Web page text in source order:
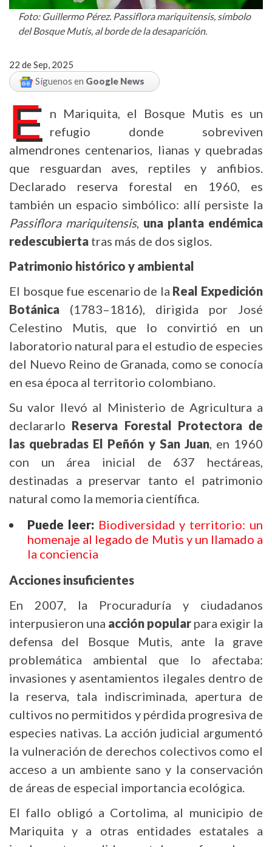
Foto: Guillermo Pérez. Passiflora mariquitensis, símbolo
del Bosque Mutis, al borde de la desaparición.
22 de Sep, 2025
Síguenos en Google News
E
n Mariquita, el Bosque Mutis es un
refugio donde sobreviven
almendrones centenarios, lianas y quebradas
que resguardan aves, reptiles y anfibios.
Declarado reserva forestal en 1960, es
también un espacio simbólico: allí persiste la
Passiflora mariquitensis, una planta endémica
redescubierta tras más de dos siglos.
Patrimonio histórico y ambiental
El bosque fue escenario de la Real Expedición
Botánica (1783–1816), dirigida por José
Celestino Mutis, que lo convirtió en un
laboratorio natural para el estudio de especies
del Nuevo Reino de Granada, como se conocía
en esa época al territorio colombiano.
Su valor llevó al Ministerio de Agricultura a
declararlo Reserva Forestal Protectora de
las quebradas El Peñón y San Juan, en 1960
con un área inicial de 637 hectáreas,
destinadas a preservar tanto el patrimonio
natural como la memoria científica.
Puede leer: Biodiversidad y territorio: un
homenaje al legado de Mutis y un llamado a
la conciencia
Acciones insuficientes
En 2007, la Procuraduría y ciudadanos
interpusieron una acción popular para exigir la
defensa del Bosque Mutis, ante la grave
problemática ambiental que lo afectaba:
invasiones y asentamientos ilegales dentro de
la reserva, tala indiscriminada, apertura de
cultivos no permitidos y pérdida progresiva de
especies nativas. La acción judicial argumentó
la vulneración de derechos colectivos como el
acceso a un ambiente sano y la conservación
de áreas de especial importancia ecológica.
El fallo obligó a Cortolima, al municipio de
Mariquita y a otras entidades estatales a